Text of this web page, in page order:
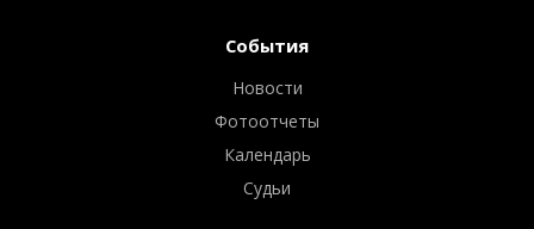
События
Новости
Фотоотчеты
Календарь
Судьи